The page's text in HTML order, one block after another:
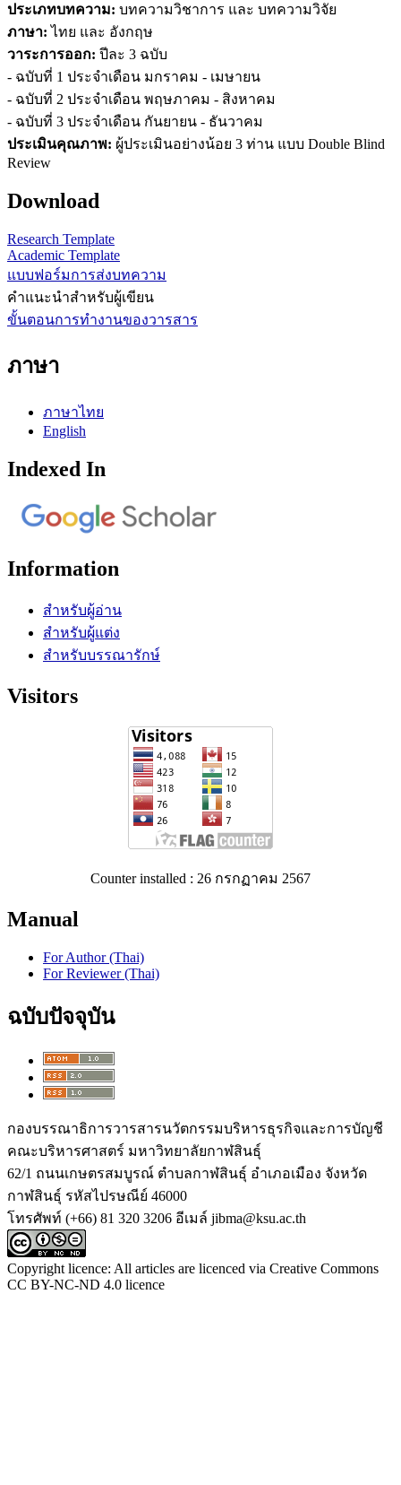
ประเภทบทความ: บทความวิชาการ และ บทความวิจัย
ภาษา: ไทย และ อังกฤษ
วาระการออก: ปีละ 3 ฉบับ
- ฉบับที่ 1 ประจำเดือน มกราคม - เมษายน
- ฉบับที่ 2 ประจำเดือน พฤษภาคม - สิงหาคม
- ฉบับที่ 3 ประจำเดือน กันยายน - ธันวาคม
ประเมินคุณภาพ: ผู้ประเมินอย่างน้อย 3 ท่าน แบบ Double Blind
Review
Download
Research Template
Academic Template
แบบฟอร์มการส่งบทความ
คำแนะนำสำหรับผู้เขียน
ขั้นตอนการทำงานของวารสาร
ภาษา
ภาษาไทย
English
Indexed In
Information
สำหรับผู้อ่าน
สำหรับผู้แต่ง
สำหรับบรรณารักษ์
Visitors
Counter installed : 26 กรกฏาคม 2567
Manual
For Author (Thai)
For Reviewer (Thai)
ฉบับปัจจุบัน
กองบรรณาธิการวารสารนวัตกรรมบริหารธุรกิจและการบัญชี
คณะบริหารศาสตร์ มหาวิทยาลัยกาฬสินธุ์
62/1 ถนนเกษตรสมบูรณ์ ตำบลกาฬสินธุ์ อำเภอเมือง จังหวัด
กาฬสินธุ์ รหัสไปรษณีย์ 46000
โทรศัพท์ (+66) 81 320 3206 อีเมล์ jibma@ksu.ac.th
Copyright licence: All articles are licenced via Creative Commons
CC BY-NC-ND 4.0 licence